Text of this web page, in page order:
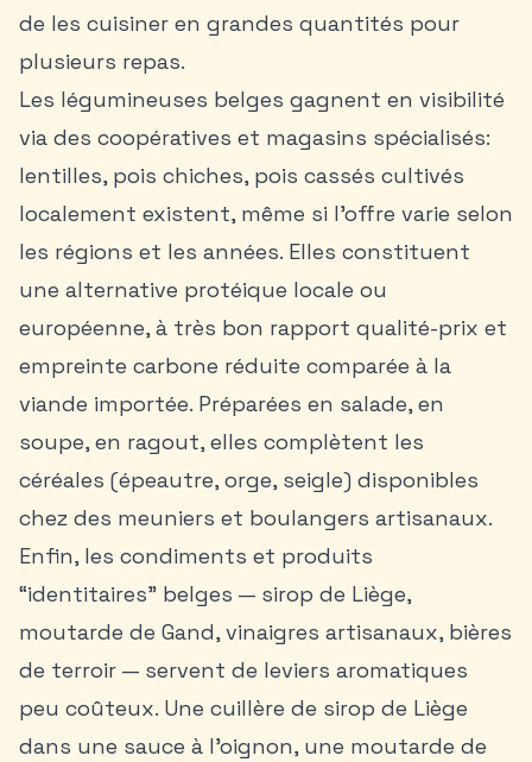
de les cuisiner en grandes quantités pour
plusieurs repas.
Les légumineuses belges gagnent en visibilité
via des coopératives et magasins spécialisés:
lentilles, pois chiches, pois cassés cultivés
localement existent, même si l’offre varie selon
les régions et les années. Elles constituent
une alternative protéique locale ou
européenne, à très bon rapport qualité-prix et
empreinte carbone réduite comparée à la
viande importée. Préparées en salade, en
soupe, en ragout, elles complètent les
céréales (épeautre, orge, seigle) disponibles
chez des meuniers et boulangers artisanaux.
Enfin, les condiments et produits
“identitaires” belges — sirop de Liège,
moutarde de Gand, vinaigres artisanaux, bières
de terroir — servent de leviers aromatiques
peu coûteux. Une cuillère de sirop de Liège
dans une sauce à l’oignon, une moutarde de